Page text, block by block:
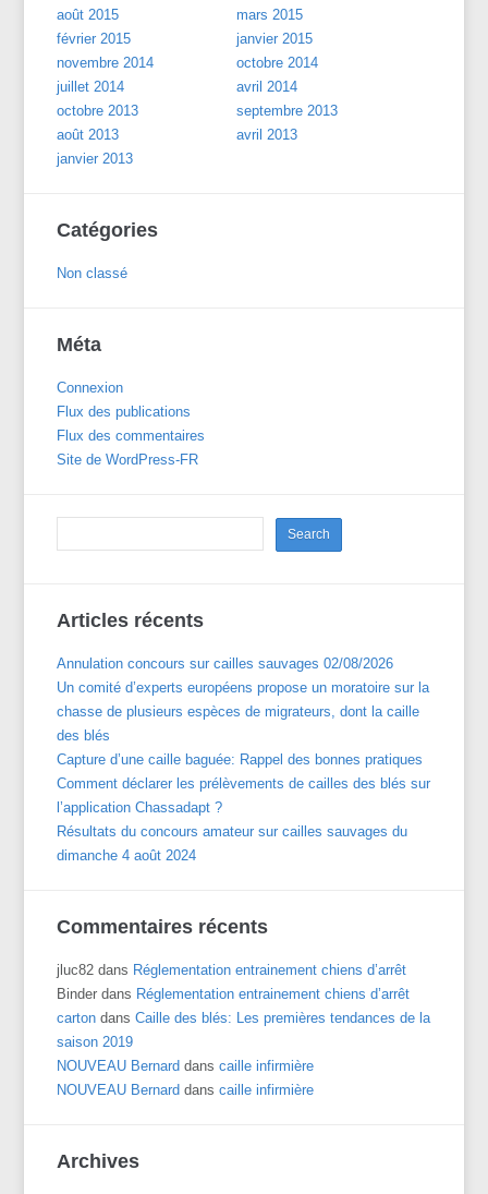
août 2015
mars 2015
février 2015
janvier 2015
novembre 2014
octobre 2014
juillet 2014
avril 2014
octobre 2013
septembre 2013
août 2013
avril 2013
janvier 2013
Catégories
Non classé
Méta
Connexion
Flux des publications
Flux des commentaires
Site de WordPress-FR
Articles récents
Annulation concours sur cailles sauvages 02/08/2026
Un comité d’experts européens propose un moratoire sur la
chasse de plusieurs espèces de migrateurs, dont la caille
des blés
Capture d’une caille baguée: Rappel des bonnes pratiques
Comment déclarer les prélèvements de cailles des blés sur
l’application Chassadapt ?
Résultats du concours amateur sur cailles sauvages du
dimanche 4 août 2024
Commentaires récents
jluc82 dans Réglementation entrainement chiens d’arrêt
Binder dans Réglementation entrainement chiens d’arrêt
carton dansCaille des blés: Les premières tendances de la
saison 2019
NOUVEAU Bernard danscaille infirmière
NOUVEAU Bernard danscaille infirmière
Archives